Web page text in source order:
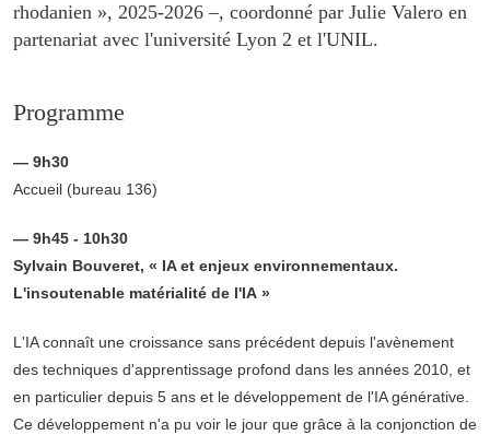
rhodanien », 2025-2026 –, coordonné par Julie Valero en
partenariat avec l'université Lyon 2 et l'UNIL.
Programme
— 9h30
Accueil (bureau 136)
— 9h45 - 10h30
Sylvain Bouveret, « IA et enjeux environnementaux.
L'insoutenable matérialité de l'IA »
L'IA connaît une croissance sans précédent depuis l'avènement
des techniques d'apprentissage profond dans les années 2010, et
en particulier depuis 5 ans et le développement de l'IA générative.
Ce développement n'a pu voir le jour que grâce à la conjonction de